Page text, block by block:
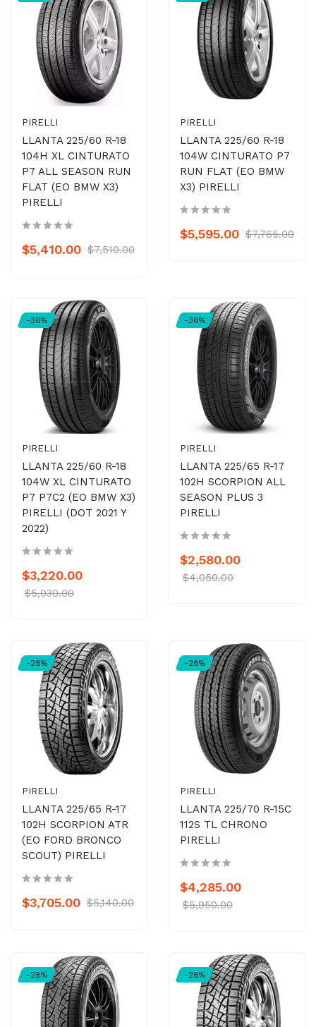
PIRELLI
LLANTA 225/60 R-18
104H XL CINTURATO
P7 ALL SEASON RUN
FLAT (EO BMW X3)
PIRELLI
$5,410.00 $7,510.00
PIRELLI
LLANTA 225/60 R-18
104W CINTURATO P7
RUN FLAT (EO BMW
X3) PIRELLI
$5,595.00 $7,765.00
-36%
PIRELLI
LLANTA 225/60 R-18
104W XL CINTURATO
P7 P7C2 (EO BMW X3)
PIRELLI (DOT 2021 Y
2022)
$3,220.00
$5,030.00
-36%
PIRELLI
LLANTA 225/65 R-17
102H SCORPION ALL
SEASON PLUS 3
PIRELLI
$2,580.00
$4,050.00
-28%
PIRELLI
LLANTA 225/65 R-17
102H SCORPION ATR
(EO FORD BRONCO
SCOUT) PIRELLI
$3,705.00 $5,140.00
-28%
PIRELLI
LLANTA 225/70 R-15C
112S TL CHRONO
PIRELLI
$4,285.00
$5,950.00
-28% -28%